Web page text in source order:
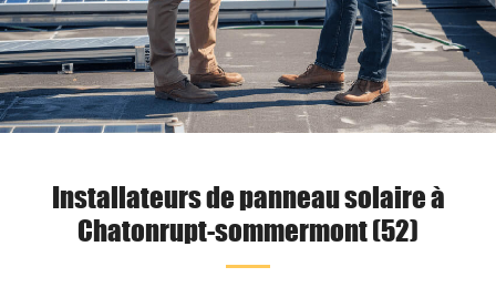
Installateurs de panneau solaire à
Chatonrupt-sommermont (52)